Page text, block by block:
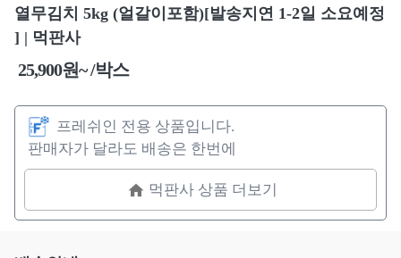
열무김치 5kg (얼갈이포함)[발송지연 1-2일 소요예정
] | 먹판사
25,900원~ /박스
프레쉬인 전용 상품입니다.
판매자가 달라도 배송은 한번에
먹판사 상품 더보기